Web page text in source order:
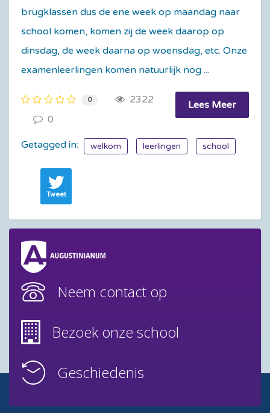
brugklassen dus de ene week op maandag naar
school komen, komen zij de week daarop op
dinsdag, de week daarna op woensdag, etc. Onze
examenleerlingen komen natuurlijk nog ...
Lees Meer
0
2322
0
Getagged in: welkom leerlingen school
Tweet
Neem contact op
Bezoek onze school
Geschiedenis